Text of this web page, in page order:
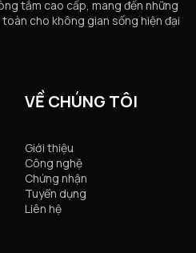
tắm cao cấp, mang đến những
cho không gian sống hiện đại
VỀ CHÚNG TÔI
Giới thiệu
Công nghệ
Chứng nhận
Tuyển dụng
Liên hệ